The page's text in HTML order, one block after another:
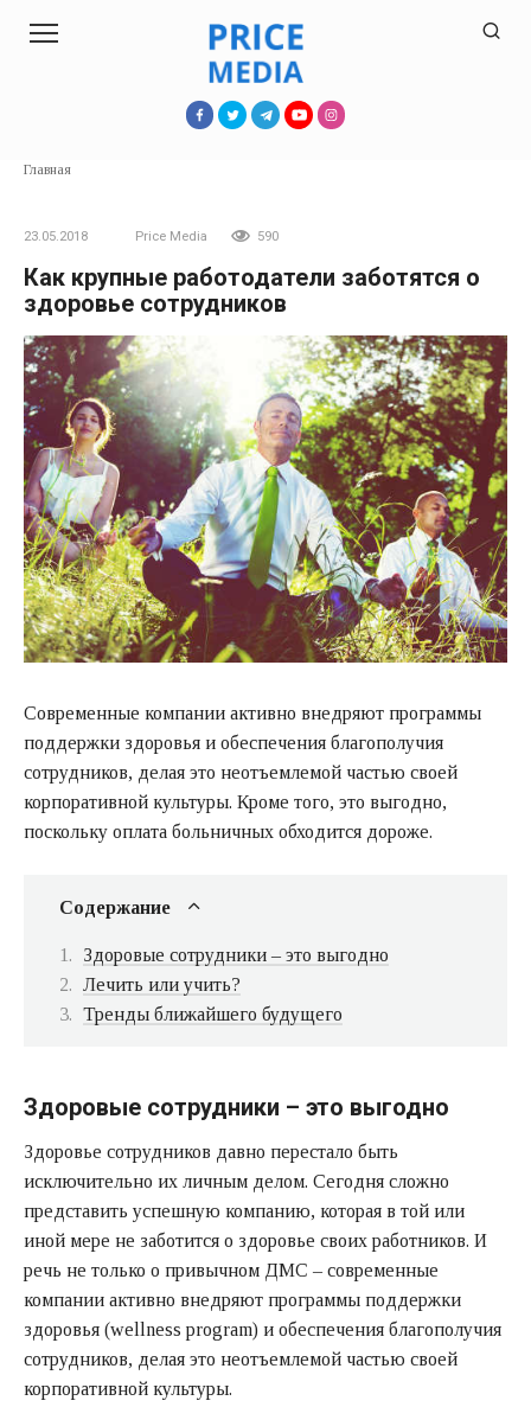
Главная
23.05.2018 Price Media 590
Как крупные работодатели заботятся о
здоровье сотрудников
Современные компании активно внедряют программы
поддержки здоровья и обеспечения благополучия
сотрудников, делая это неотъемлемой частью своей
корпоративной культуры. Кроме того, это выгодно,
поскольку оплата больничных обходится дороже.
Содержание
Здоровые сотрудники – это выгодно
Лечить или учить?
Тренды ближайшего будущего
Здоровые сотрудники – это выгодно
Здоровье сотрудников давно перестало быть
исключительно их личным делом. Сегодня сложно
представить успешную компанию, которая в той или
иной мере не заботится о здоровье своих работников. И
речь не только о привычном ДМС – современные
компании активно внедряют программы поддержки
здоровья (wellness program) и обеспечения благополучия
сотрудников, делая это неотъемлемой частью своей
корпоративной культуры.